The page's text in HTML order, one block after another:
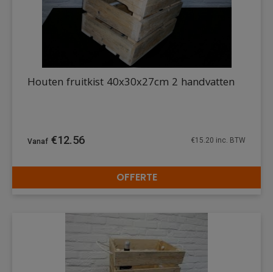
DETAILS
Houten fruitkist 40x30x27cm 2 handvatten
€12.56 €15.20 inc. BTW
OFFERTE